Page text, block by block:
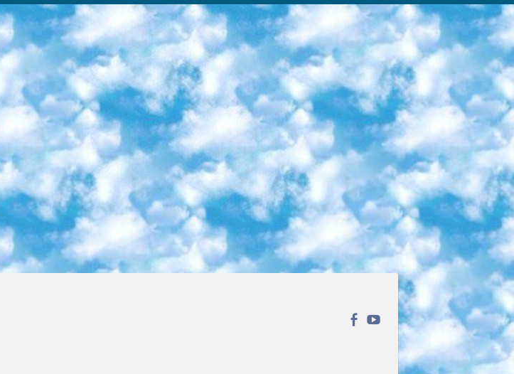
учреждениям (физкультура кроме науки). 10. Специализированная школа для глухих и слабослышащих детей. и экзамены в интернатах и быть реализован в виде письменного теста по математике. 11. Специальность для умственно отсталых детей. Для 9 класса Родной язык и литературное письмо Государственный язык (язык обучения – узбекский). для неклассов) написано Математическое письмо Письменная/устная история Узбекистана Физическое воспитание практично Итоговый контроль Для 11 класса Написание родного языка и литературы (эссе) Математическое письмо Узбекский язык (обучение на узбекском языке) не посещающее общее среднее образование для учреждений)/Образовательное учреждение выбор письменный и устный Иностранный язык письменный/устный Письменная/устная история Узбекистана *По выбору студента:  Химия  Физика  Основы государственного права  География 10 бесплатных образовательных ресурсов - Мы составили подборку онлайн-проектов с интерактивными упражнениями, видеолекциями и статьями. Они помогут вам обрести новые и освежить старые знания бесплатно. 1. «ИНТУИТ» Старейшая образовательная площадка Рунета. Здесь вы найдёте сотни текстовых и видеокурсов на десятки различных тем — от программирования до психологии. Многие курсы подготовлены российскими университетами и крупными международными компаниями вроде Intel и Microsoft. Самостоятельное обучение бесплатное, но желающие могут оплатить услуги персональных наставников. 2. «Смартия» знакомит с актуальными профессиями и подсказывает, как им обучаться. Выбрав заинтересовавшую вас специальность — SMM-специалист, фотограф, веб-дизайнер или другую, — увидите список необходимых для неё умений. Чтобы вы могли освоить их самостоятельно, для каждого умения площадка отображает подборку ссылок на учебные материалы. Хотя «Смартия» ориентируется на русскоязычную аудиторию, часть контента всё же доступна только на английском. 3. «Лекторий Физтеха» Проект Московского физико-технического института (Физтеха). С его помощью вы можете смотреть онлайн серии лекций, записанные на видео в этом вузе. В числе доступных предметов — физика, биология, химия, информационные технологии и другие. К некоторым лекциям администрация ресурса прилагает готовые конспекты, которые можно скачивать в PDF-формате. 4. ITMOcourses Онлайн-площадка Санкт-Петербургского национального исследовательского университета информационных технологий, механики и оптики (ИТМО). Ресурс предоставляет свободный доступ к курсам, разработанным в этом вузе. Каталог материалов разбит на четыре категории: «Оптические системы и технологии», «Приборостроение и робототехника», «Информационные технологии» и «Биотехнологии». Курсы состоят из видеолекций, интерактивных демонстраций и заданий. 5. «КиберЛенинка» Электронная научная библиотека открытого доступа. Каталог площадки регулярно обрастает текстами статей из различных научных изданий. Сгруппированные по журналам и рубрикам публикации можно читать онлайн или скачивать целиком в PDF-формате. Проект нацелен на популяризацию науки за счёт открытого доступа к качественной информации. 6. «ПостНаука» На этом ресурсе публикуют подборки видеолекций, составленные экспертами из разных отраслей и объединённые общими темами. Среди них, к примеру, есть серии «Биоинформатика и геномика», «Культура средневековой Скандинавии» и Cinema Studies о теории кино. Каждая подборка лекций — логически связанная история, рассказанная экспертом от первого лица. Кроме того, на сайте появляются научно-образовательные статьи и тесты на разные темы. 7. «Newочём» Команда проекта «Newочём» отбирает самые интересные тексты из англоязычных СМИ и переводит те из них, за которые голосуют участники сообщества «ВКонтакте». По большей части это научно-популярные статьи. Редакторы придумывают лишь заголовки, в остальном содержание переводов соответствует оригиналам. Полные тексты можно читать прямо в социальной сети. 8. InternetUrok Онлайн-база материалов по основным дисциплинам школьной программы. Информация на сайте структурирована по классам, предметам и темам (урокам). Каждый урок состоит из видеолекций и конспектов. Есть также интерактивные тренажёры и тесты для закрепления пройденного материала. Даже если вы давно окончили школу, возможность повторить программу старших классов всегда может пригодиться. 9. Edutainme Ещё один ресурс об образовании. В отличие от Newtonew, как мне кажется, Edutainme больше ориентируется на представителей индустрии: педагогов, предпринимателей, разработчиков образовательных проектов. Но и любой, кто просто стремится к саморазвитию, найдёт на сайте много полезного и интересного для себя. Например, информацию о новых курсах и образовательных сервисах. 10. Newtonew Онлайн-медиа об образовании и обучении в широком смысле. Авторы Newtonew пишут об инструментах, заведениях, тактиках и стратегиях, которые помогают учить других и получать новые знания самостоятельно. На этой площадке вы найдёте новости, обзоры, аналитические мат